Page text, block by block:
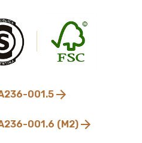
001.5
001.6 (M2)